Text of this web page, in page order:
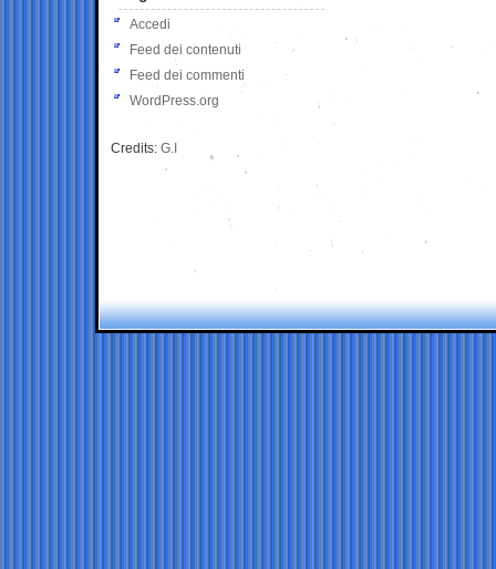
Accedi
Feed dei contenuti
Feed dei commenti
WordPress.org
Credits: G.I